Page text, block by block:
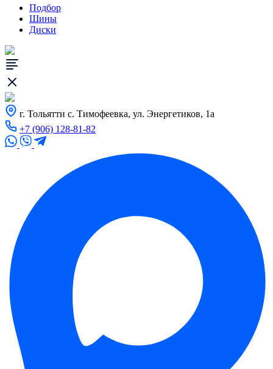
Подбор
Шины
Диски
г. Тольятти с. Тимофеевка, ул. Энергетиков, 1а
+7 (906) 128-81-82